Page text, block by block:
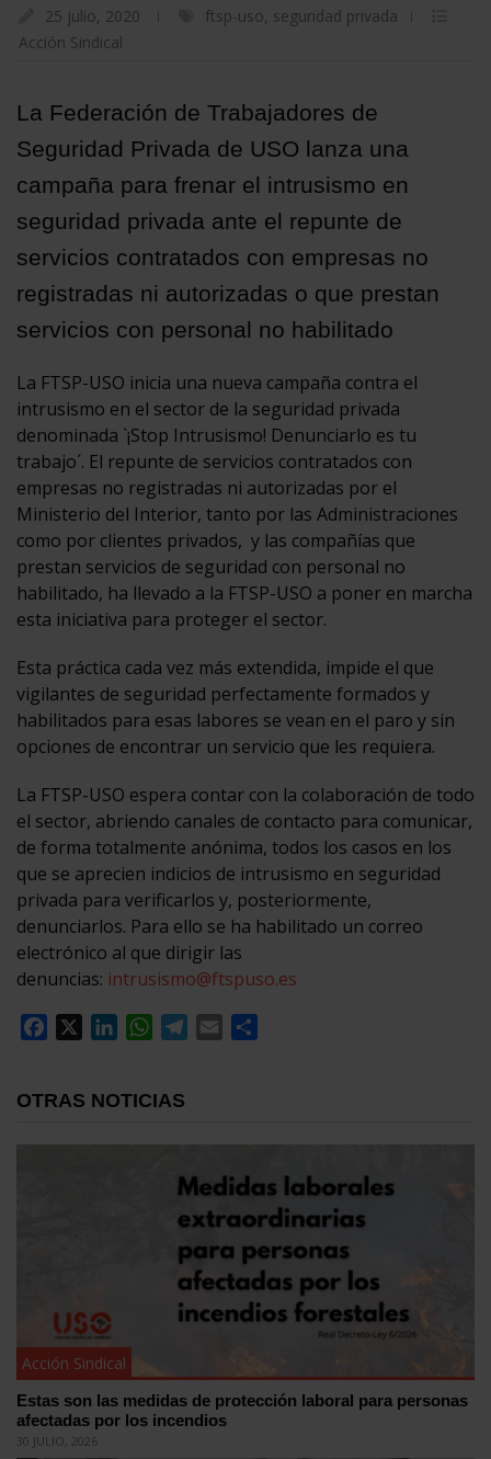
25 julio, 2020 ftsp-uso, seguridad privada
Acción Sindical
La Federación de Trabajadores de
Seguridad Privada de USO lanza una
campaña para frenar el intrusismo en
seguridad privada ante el repunte de
servicios contratados con empresas no
registradas ni autorizadas o que prestan
servicios con personal no habilitado
La FTSP-USO inicia una nueva campaña contra el
intrusismo en el sector de la seguridad privada
denominada `¡Stop Intrusismo! Denunciarlo es tu
trabajo´. El repunte de servicios contratados con
empresas no registradas ni autorizadas por el
Ministerio del Interior, tanto por las Administraciones
como por clientes privados, y las compañías que
prestan servicios de seguridad con personal no
habilitado, ha llevado a la FTSP-USO a poner en marcha
esta iniciativa para proteger el sector.
Esta práctica cada vez más extendida, impide el que
vigilantes de seguridad perfectamente formados y
habilitados para esas labores se vean en el paro y sin
opciones de encontrar un servicio que les requiera.
La FTSP-USO espera contar con la colaboración de todo
el sector, abriendo canales de contacto para comunicar,
de forma totalmente anónima, todos los casos en los
que se aprecien indicios de intrusismo en seguridad
privada para verificarlos y, posteriormente,
denunciarlos. Para ello se ha habilitado un correo
electrónico al que dirigir las
denuncias: intrusismo@ftspuso.es
Facebook
LinkedInWhatsApp
Telegram
Email
OTRAS NOTICIAS
Acción Sindical
Estas son las medidas de protección laboral para personas
afectadas por los incendios
30 JULIO, 2026